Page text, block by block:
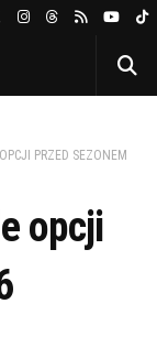
PRZED SEZONEM
opcji